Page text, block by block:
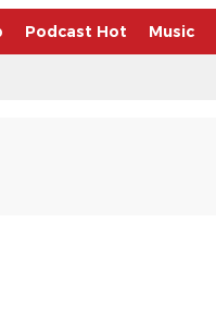
Podcast Hot Music